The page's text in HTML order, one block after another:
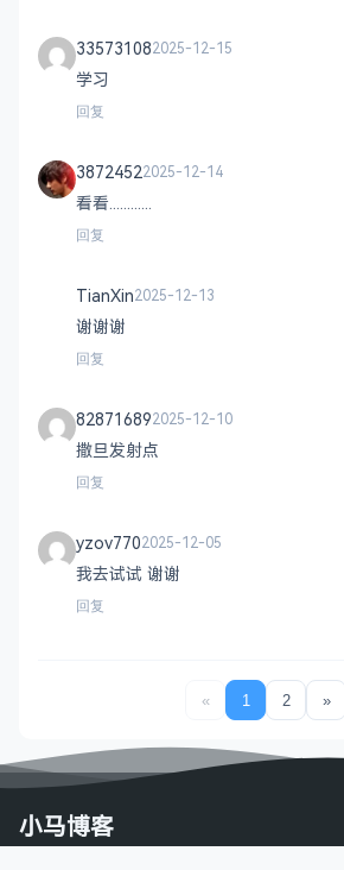
335731082025-12-15
学习
回复
38724522025-12-14
看看............
回复
TianXin2025-12-13
谢谢谢
回复
828716892025-12-10
撒旦发射点
回复
yzov7702025-12-05
我去试试 谢谢
回复
« 1 2 »
小马博客